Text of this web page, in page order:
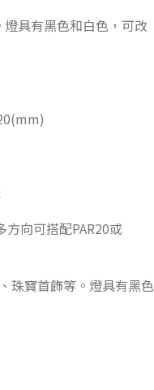
具有黑色和白色，可改
向可搭配PAR20或
珠寶首飾等。燈具有黑色